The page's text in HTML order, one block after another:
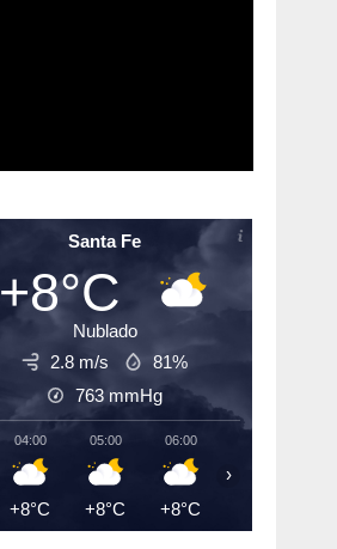
Santa Fe
+8°C
Nublado
2.8 m/s
81%
763 mmHg
04:00
+8°C
05:00
+8°C
06:00
+8°C
›